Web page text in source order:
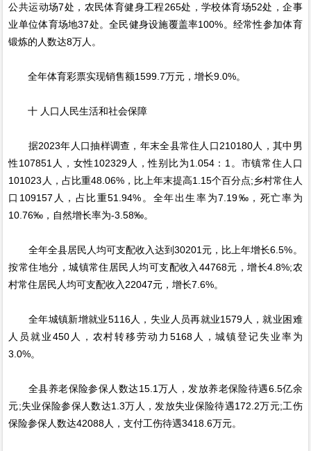
公共运动场7处，农民体育健身工程265处，学校体育场52处，企事
业单位体育场地37处。全民健身设施覆盖率100%。经常性参加体育
锻炼的人数达8万人。
全年体育彩票实现销售额1599.7万元，增长9.0%。
十 人口人民生活和社会保障
据2023年人口抽样调查，年末全县常住人口210180人，其中男
性107851人，女性102329人，性别比为1.054：1。市镇常住人口
101023人，占比重48.06%，比上年末提高1.15个百分点;乡村常住人
口109157人，占比重51.94%。全年出生率为7.19‰，死亡率为
10.76‰，自然增长率为-3.58‰。
全年全县居民人均可支配收入达到30201元，比上年增长6.5%。
按常住地分，城镇常住居民人均可支配收入44768元，增长4.8%;农
村常住居民人均可支配收入22047元，增长7.6%。
全年城镇新增就业5116人，失业人员再就业1579人，就业困难
人员就业450人，农村转移劳动力5168人，城镇登记失业率为
3.0%。
全县养老保险参保人数达15.1万人，发放养老保险待遇6.5亿余
元;失业保险参保人数达1.3万人，发放失业保险待遇172.2万元;工伤
保险参保人数达42088人，支付工伤待遇3418.6万元。